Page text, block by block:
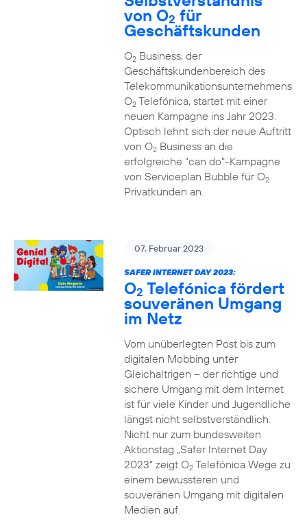
von O2 für
Geschäftskunden
O2Business, der
Geschäftskundenbereich des
Telekommunikationsunternehmens
O2Telefónica, startet mit einer
neuen Kampagne ins Jahr 2023.
Optisch lehnt sich der neue Auftritt
von O2Business an die
erfolgreiche "can do"-Kampagne
von Serviceplan Bubble für O2
Privatkunden an.
07. Februar 2023
SAFER INTERNET DAY 2023:
O2 Telefónica fördert
souveränen Umgang
im Netz
Vom unüberlegten Post bis zum
digitalen Mobbing unter
Gleichaltrigen – der richtige und
sichere Umgang mit dem Internet
ist für viele Kinder und Jugendliche
längst nicht selbstverständlich.
Nicht nur zum bundesweiten
Aktionstag „Safer Internet Day
2023“ zeigt O2Telefónica Wege zu
einem bewussteren und
souveränen Umgang mit digitalen
Medien auf.